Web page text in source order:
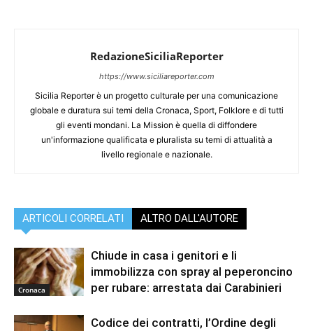
RedazioneSiciliaReporter
https://www.siciliareporter.com
Sicilia Reporter è un progetto culturale per una comunicazione
globale e duratura sui temi della Cronaca, Sport, Folklore e di tutti
gli eventi mondani. La Mission è quella di diffondere
un'informazione qualificata e pluralista su temi di attualità a
livello regionale e nazionale.
ARTICOLI CORRELATI ALTRO DALL'AUTORE
Cronaca
Chiude in casa i genitori e li
immobilizza con spray al peperoncino
per rubare: arrestata dai Carabinieri
Codice dei contratti, l’Ordine degli